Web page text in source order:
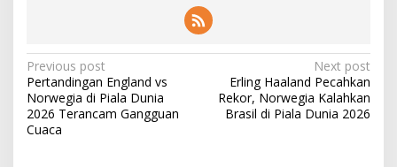
P
o
s
t
Previous post
Pertandingan England vs
Norwegia di Piala Dunia
2026 Terancam Gangguan
Cuaca
Next post
Erling Haaland Pecahkan
Rekor, Norwegia Kalahkan
Brasil di Piala Dunia 2026